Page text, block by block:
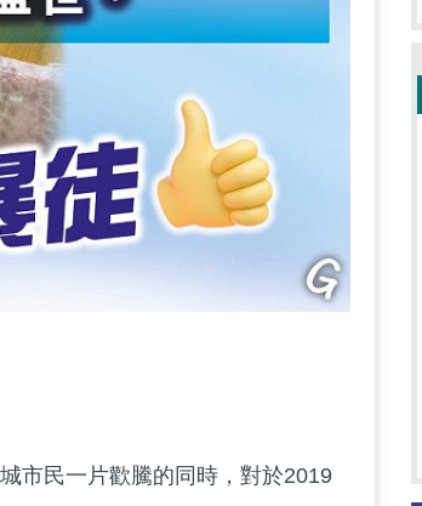
市民一片歡騰的同時，對於2019